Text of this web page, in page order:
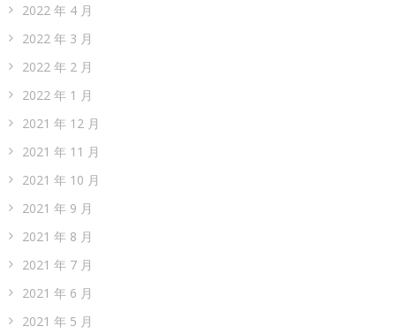
2022 年 4 月
2022 年 3 月
2022 年 2 月
2022 年 1 月
2021 年 12 月
2021 年 11 月
2021 年 10 月
2021 年 9 月
2021 年 8 月
2021 年 7 月
2021 年 6 月
2021 年 5 月